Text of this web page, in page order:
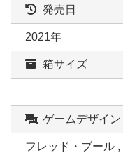
発売日
2021年
箱サイズ
ゲームデザイン
フレッド・ブール